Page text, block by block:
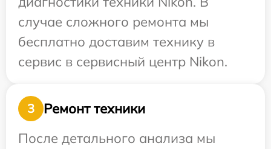
случае сложного ремонта мы
бесплатно доставим технику в
сервис в сервисный центр Nikon.
3
Ремонт техники
После детального анализа мы